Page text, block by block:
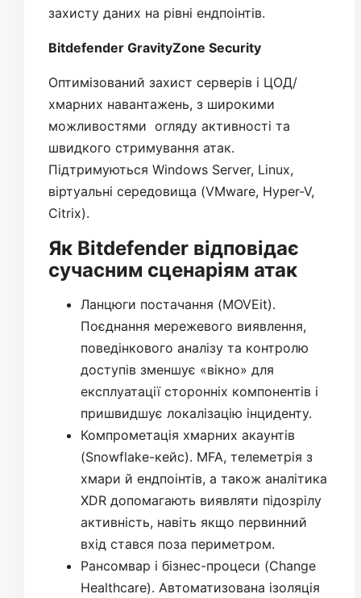
захисту даних на рівні ендпоінтів.
Bitdefender GravityZone Security
Оптимізований захист серверів і ЦОД/
хмарних навантажень, з широкими
можливостями огляду активності та
швидкого стримування атак.
Підтримуються Windows Server, Linux,
віртуальні середовища (VMware, Hyper-V,
Citrix).
Як Bitdefender відповідає
сучасним сценаріям атак
Ланцюги постачання (MOVEit).
Поєднання мережевого виявлення,
поведінкового аналізу та контролю
доступів зменшує «вікно» для
експлуатації сторонніх компонентів і
пришвидшує локалізацію інциденту.
Компрометація хмарних акаунтів
(Snowflake-кейс). MFA, телеметрія з
хмари й ендпоінтів, а також аналітика
XDR допомагають виявляти підозрілу
активність, навіть якщо первинний
вхід стався поза периметром.
Рансомвар і бізнес-процеси (Change
Healthcare). Автоматизована ізоляція